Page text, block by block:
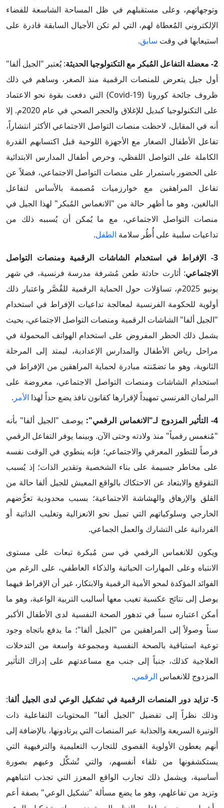
وتوجهاتهم، وعلى مستقبلهم في ظل المساحة الشاسعة للفضاء
الإلكتروني المُعطاة لهم، التي لم تكن الأجيال السابقة قادرة على
استيعابها في وقت سابق.
2- معضلة التفاعل المُبكر مع التكنولوجيا الحديثة
: يُعتبر "الجيل ألفا"
أول جيل يتعرض للمنصات الرقمية منذ الصغر، وساهم في ذلك
ظروف جائحة كورونا (Covid-19) التي دفعت بقوة نحو الاعتماد
على التكنولوجيا كبديل للإغلاق والحجر الصحي في عام 2020م. إلا
أنه في المقابل، لاحظت منصات التواصل الاجتماعي الأكثر انتشاراً،
تفاعل الأطفال الصغار مع الأجهزة اللوحية قبل اكتسابهم القدرة
الكاملة على التواصل اللفظي، وحرص أطفال المدارس الابتدائية
على الحضور باستمرار على منصات التواصل الاجتماعي، فضلاً عن
تفاعل المراهقين مع خوارزميات مُصممة بالأساس لتفاعل
البالغين، وهو ما أظهر حالة من "الانغماس المُبكر" لهذا الجيل في
منصات التواصل الاجتماعي، مع ما يُمكن أن يُسببه ذلك من
تداعيات سلبية على أُطُر سلامة الطفل.
3- الإفراط في استخدام الشاشات الرقمية ومنصات التواصل
الاجتماعي: أثارت حادثة طعن مُشرفة مدرسة فرنسية، في شهر
يونيو 2025م، تساؤلات حول الحماية الرقمية للقُصَّر واعتبار ذلك
أولوية للحكومة الفرنسية لمعالجة تداعيات الإفراط في استخدام
"الجيل ألفا" الشاشات الرقمية ومنصات التواصل الاجتماعي، بحيث
يشمل ذلك الحظر المفروض على استخدام الهواتف المحمولة في
مراحل رياض الأطفال والمدارس الإعدادية، ليمتد إلى المرحلة
الثانوية، وهو ما تضمّنته مبادرة لحماية المراهقين من الإفراط في
استخدام الشاشات ومنصات التواصل الاجتماعي، معروضة على
البرلمان الفرنسي تمهيداً لإقرارها كقانون نافذ يضع حداً لهذا الأمر .
4- التأثير المزدوج لـ"الانغماس الرقمي":
يوصف "الجيل ألفا" بأنه
"مُنغمس رقمياً" منذ ولادته وحتى الآن. وبينما يوفر التفاعل الرقمي
فرصاً للتطور المعرفي والاجتماعي؛ فإنه ينطوي في الوقت نفسه
على مخاطر جسيمة على بناء الشخصية وتقدير الذات؛ إذ يُسبب
التقوقع والابتعاد عن الاحتكاك بالواقع المعيش للجيل ألفا حالة من
القلق والإرهاق والهشاشة الاجتماعية؛ بسبب محدودية تعرُّضهم
الخارجي وسلوكياتهم التي تميل نحو الانعزالية وتغليب الذاتية أو
الفردانية على التشارك والعمل الجماعي.
ويكون للانغماس الرقمي في سن مُبكرة تبعات على مستوى
الانتباه وعلى المهارات الحياتية والذكاء العاطفي، على الرغم من
الفوائد المؤكدة لمحو الأمية الرقمية والابتكار، غير أن الإفراط فيهما
يوصل إلى نتائج عكسية تغيب معها أساليب التربية الواعية، وهو ما
أمكن اعتباره سبباً في تدهور الصحة النفسية لدى الأطفال الأكبر
سناً وصولاً إلى المراهقين من "الجيل ألفا"؛ ما يدفع باتجاه وجود
توعية استباقية بالصحة النفسية ومجموعة واسعة من التدخلات
العلاجية كذلك، جنباً إلى جنب مع مساعدتهم على إدراك التأثير
المزدوج للانغماس الرقمي.
5- تزايد دور المنصات الرقمية في تشكيل الوعي لدى الجيل ألفا
:
وذلك نظراً إلى تفضيل "الجيل ألفا" المحتويات التفاعلية ذات
الوتيرة السريعة والجذابة عبر المنصات التي يرتادونها، بالإضافة إلى
أنهم يعطون الأولوية القصوى للتجارب التعليمية والترفيهية التي
يستكشفونها من تلقاء أنفسهم، والتي تُشكِّل وعيهم بصورة
أساسية، ويشمل ذلك تجارب الواقع المعزز التي تجذب انتباههم
وتزيد من تفاعلهم، وهو ما يضع مسألة "تشكيل الوعي" بصفة أعم